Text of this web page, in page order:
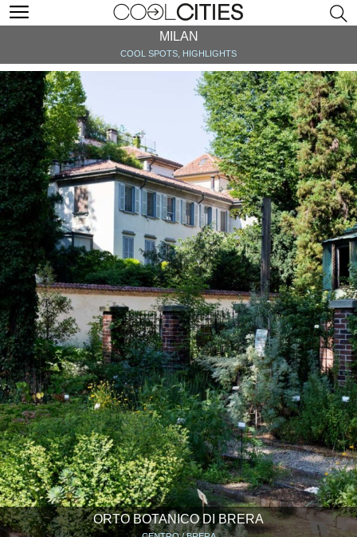
MILAN
COOL SPOTS, HIGHLIGHTS
ORTO BOTANICO DI BRERA